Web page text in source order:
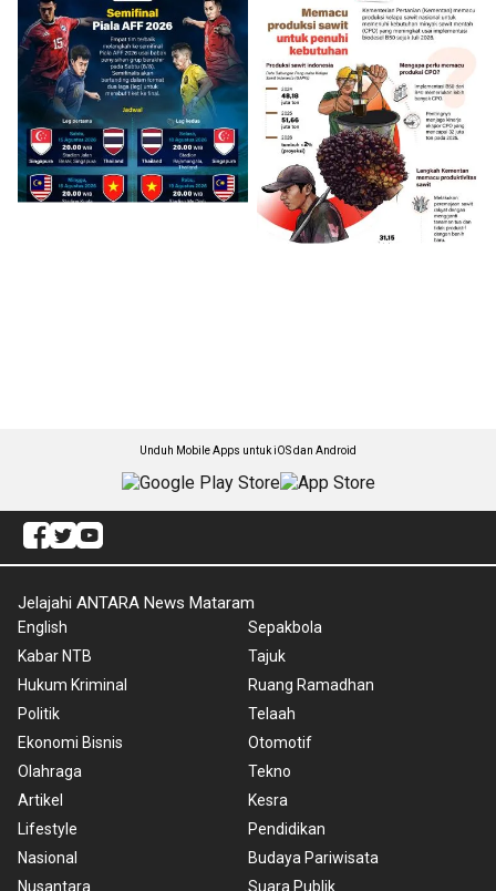
Unduh Mobile Apps untuk iOS dan Android
Jelajahi ANTARA News Mataram
English
Kabar NTB
Hukum Kriminal
Politik
Ekonomi Bisnis
Olahraga
Artikel
Lifestyle
Nasional
Nusantara
Sepakbola
Tajuk
Ruang Ramadhan
Telaah
Otomotif
Tekno
Kesra
Pendidikan
Budaya Pariwisata
Suara Publik